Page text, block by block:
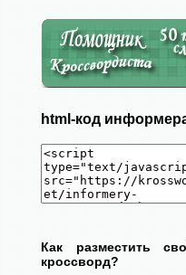
html-код
Как разместить
кроссворд?